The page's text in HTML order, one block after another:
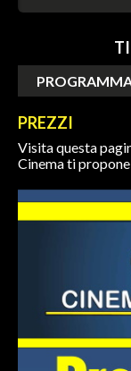
PREZZI
Visita questa
Cinema ti